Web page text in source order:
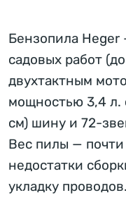
Бензопила
садовых работ
двухтактным
мощностью 3,4
см) шину и 72-
Вес пилы —
недостатки
укладку проводов.